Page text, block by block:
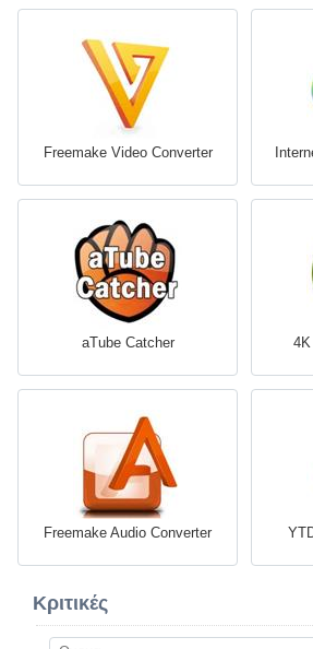
Freemake Video Converter
aTube Catcher
Freemake Audio Converter
Κριτικές